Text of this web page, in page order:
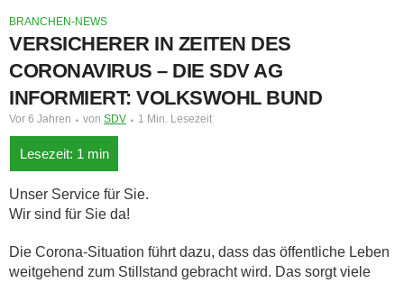
BRANCHEN-NEWS
VERSICHERER IN ZEITEN DES
CORONAVIRUS – DIE SDV AG
INFORMIERT: VOLKSWOHL BUND
Vor 6 Jahren von SDV 1 Min. Lesezeit
Unser Service für Sie.
Wir sind für Sie da!
Die Corona-Situation führt dazu, dass das öffentliche Leben
weitgehend zum Stillstand gebracht wird. Das sorgt viele